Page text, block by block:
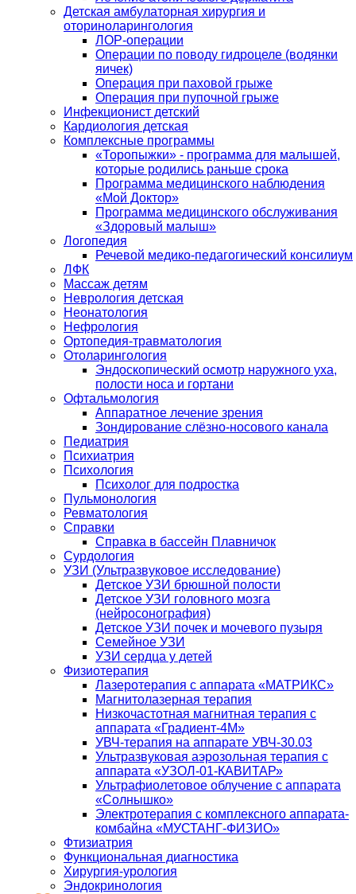
Детская амбулаторная хирургия и
оториноларингология
ЛОР-операции
Операции по поводу гидроцеле (водянки
яичек)
Операция при паховой грыже
Операция при пупочной грыже
Инфекционист детский
Кардиология детская
Комплексные программы
«Торопыжки» - программа для малышей,
которые родились раньше срока
Программа медицинского наблюдения
«Мой Доктор»
Программа медицинского обслуживания
«Здоровый малыш»
Логопедия
Речевой медико-педагогический консилиум
ЛФК
Массаж детям
Неврология детская
Неонатология
Нефрология
Ортопедия-травматология
Отоларингология
Эндоскопический осмотр наружного уха,
полости носа и гортани
Офтальмология
Аппаратное лечение зрения
Зондирование слёзно-носового канала
Педиатрия
Психиатрия
Психология
Психолог для подростка
Пульмонология
Ревматология
Справки
Справка в бассейн Плавничок
Сурдология
УЗИ (Ультразвуковое исследование)
Детское УЗИ брюшной полости
Детское УЗИ головного мозга
(нейросонография)
Детское УЗИ почек и мочевого пузыря
Семейное УЗИ
УЗИ сердца у детей
Физиотерапия
Лазеротерапия с аппарата «МАТРИКС»
Магнитолазерная терапия
Низкочастотная магнитная терапия с
аппарата «Градиент-4М»
УВЧ-терапия на аппарате УВЧ-30.03
Ультразвуковая аэрозольная терапия с
аппарата «УЗОЛ-01-КАВИТАР»
Ультрафиолетовое облучение с аппарата
«Солнышко»
Электротерапия с комплексного аппарата-
комбайна «МУСТАНГ-ФИЗИО»
Фтизиатрия
Функциональная диагностика
Хирургия-урология
Эндокринология